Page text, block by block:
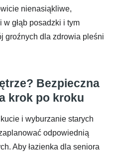
nienasiąkliwe,
głąb posadzki i tym
groźnych dla zdrowia pleśni
Bezpieczna
krok po kroku
i wyburzanie starych
odpowiednią
Aby łazienka dla seniora